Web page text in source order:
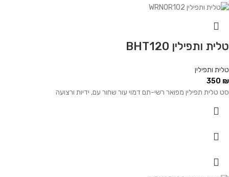
טלית ותפילין BHT120
טלית ותפילין
350 ₪
סט טלית תפילין מפואר רשי-תם דמוי עור שחור עם, ידיות ורצועה